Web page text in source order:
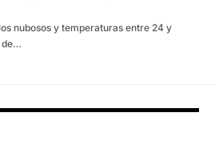
nubosos y temperaturas entre 24 y
de…